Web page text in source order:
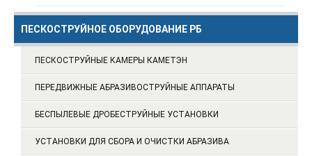
ПЕСКОСТРУЙНОЕ ОБОРУДОВАНИЕ РБ
ПЕСКОСТРУЙНЫЕ КАМЕРЫ КАМЕТЭН
ПЕРЕДВИЖНЫЕ АБРАЗИВОСТРУЙНЫЕ АППАРАТЫ
БЕСПЫЛЕВЫЕ ДРОБЕСТРУЙНЫЕ УСТАНОВКИ
УСТАНОВКИ ДЛЯ СБОРА И ОЧИСТКИ АБРАЗИВА